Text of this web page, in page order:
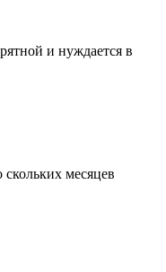
и нуждается в
месяцев